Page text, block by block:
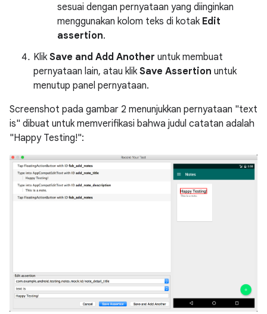
sesuai dengan pernyataan yang diinginkan
menggunakan kolom teks di kotak Edit
assertion.
Klik Save and Add Another untuk membuat
pernyataan lain, atau klik Save Assertion untuk
menutup panel pernyataan.
Screenshot pada gambar 2 menunjukkan pernyataan "text
is" dibuat untuk memverifikasi bahwa judul catatan adalah
"Happy Testing!":